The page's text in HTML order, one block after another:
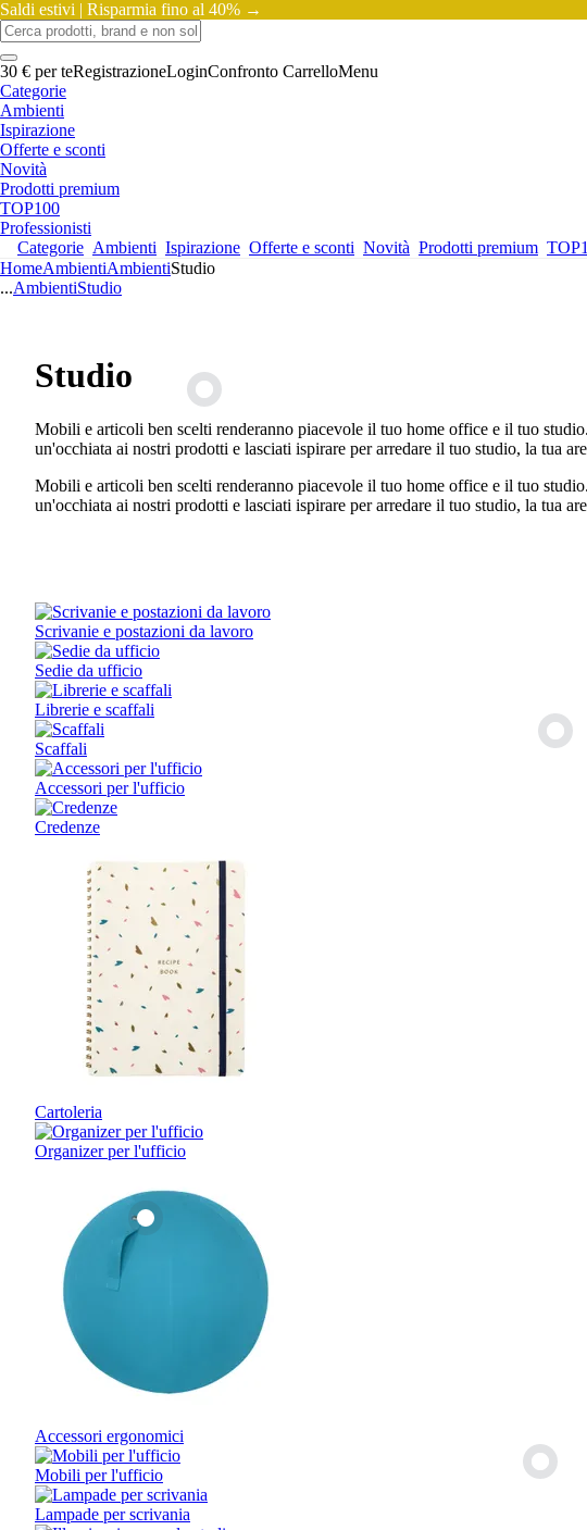
Saldi estivi | Risparmia fino al 40% →
30 € per teRegistrazioneLoginConfronto CarrelloMenu
Categorie
Ambienti
Ispirazione
Offerte e sconti
Novità
Prodotti premium
TOP100
Professionisti
Categorie Ambienti Ispirazione Offerte e sconti Novità Prodotti premium
HomeAmbientiAmbientiStudio
...AmbientiStudio
Studio
Mobili e articoli ben scelti renderanno piacevole il tuo home office e il tuo
un'occhiata ai nostri prodotti e lasciati ispirare per arredare il tuo studio, la tua
Mobili e articoli ben scelti renderanno piacevole il tuo home office e il tuo
un'occhiata ai nostri prodotti e lasciati ispirare per arredare il tuo studio, la tua
Scrivanie e postazioni da lavoro
Sedie da ufficio
Librerie e scaffali
Scaffali
Accessori per l'ufficio
Credenze
Cartoleria
Organizer per l'ufficio
Accessori ergonomici
Mobili per l'ufficio
Lampade per scrivania